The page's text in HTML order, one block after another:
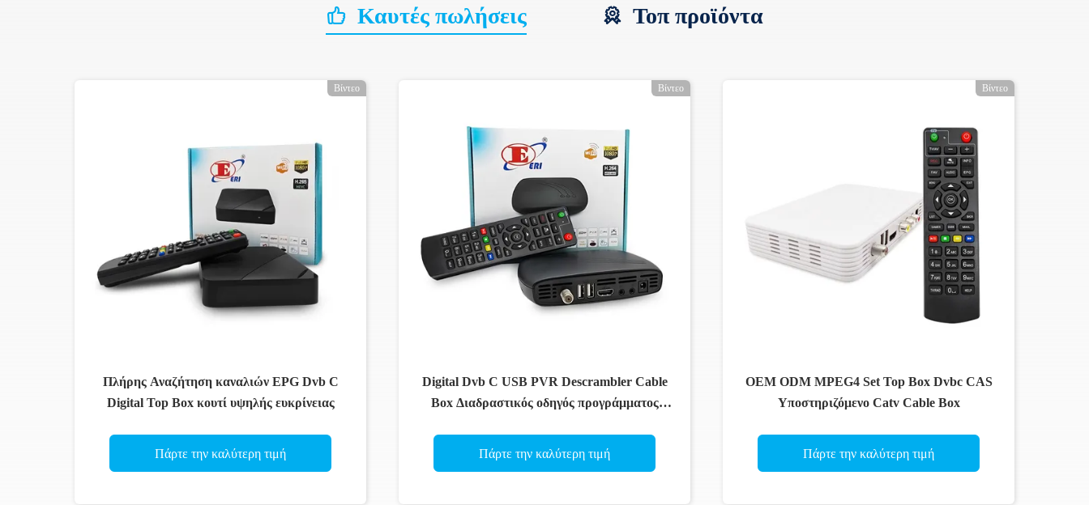
Καυτές πωλήσεις Τοπ προϊόντα
Βίντεο
Πλήρης Αναζήτηση καναλιών EPG Dvb C
Digital Top Box κουτί υψηλής ευκρίνειας
Πάρτε την καλύτερη τιμή
Βίντεο
Digital Dvb C USB PVR Descrambler Cable
Box Διαδραστικός οδηγός προγράμματος
Πάρτε την καλύτερη τιμή
Βίντεο
OEM ODM MPEG4 Set Top Box Dvbc CAS
Υποστηριζόμενο Catv Cable Box
Πάρτε την καλύτερη τιμή